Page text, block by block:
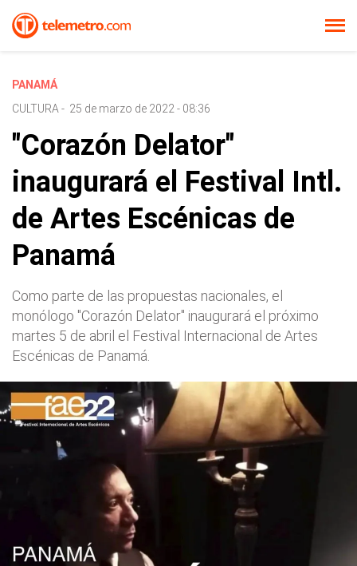
PANAMÁ
CULTURA - 25 de marzo de 2022 - 08:36
"Corazón Delator"
inaugurará el Festival Intl.
de Artes Escénicas de
Panamá
Como parte de las propuestas nacionales, el
monólogo "Corazón Delator" inaugurará el próximo
martes 5 de abril el Festival Internacional de Artes
Escénicas de Panamá.